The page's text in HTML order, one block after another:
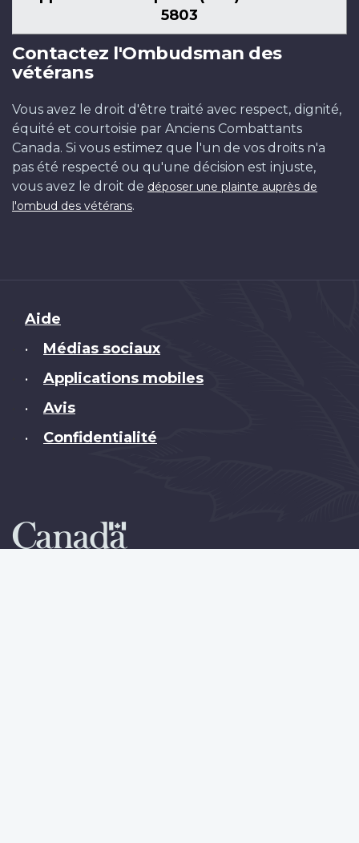
5803
Contactez l'Ombudsman des
vétérans
Vous avez le droit d'être traité avec respect, dignité,
équité et courtoisie par Anciens Combattants
Canada. Si vous estimez que l'un de vos droits n'a
pas été respecté ou qu'une décision est injuste,
vous avez le droit de déposer une plainte auprès de
l'ombud des vétérans.
Brand
Aide
• Médias sociaux
• Applications mobiles
• Avis
• Confidentialité